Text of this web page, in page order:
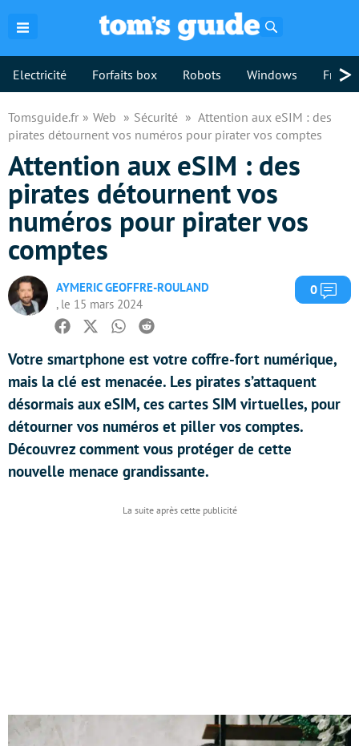
Electricité Forfaits box Robots Windows >
Tomsguide.fr Web Sécurité
Attention aux eSIM : des
pirates détournent vos numéros pour pirater vos comptes
Attention aux eSIM : des
pirates détournent vos
numéros pour pirater vos
comptes
AYMERIC GEOFFRE-ROULAND
, le 15 mars 2024
0
Facebook
TwitterWhatsapp
Reddit
Votre smartphone est votre coffre-fort numérique,
mais la clé est menacée. Les pirates s’attaquent
désormais aux eSIM, ces cartes SIM virtuelles, pour
détourner vos numéros et piller vos comptes.
Découvrez comment vous protéger de cette
nouvelle menace grandissante.